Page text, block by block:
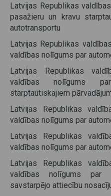
Latvijas Republikas
pasažieru un kravu
autotransportu
Latvijas Republikas
valdības nolīgums par
Latvijas Republikas
valdības nolīgums
starptautiskajiem
Latvijas Republikas
valdības nolīgums par
Latvijas Republikas
valdības nolīgums par
Latvijas Republikas
valdības nolīgums par
savstarpējo attiecību